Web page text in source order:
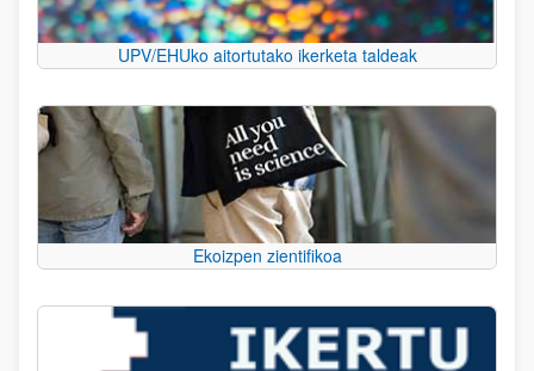
UPV/EHUko aitortutako ikerketa taldeak
Ekoizpen zientifikoa